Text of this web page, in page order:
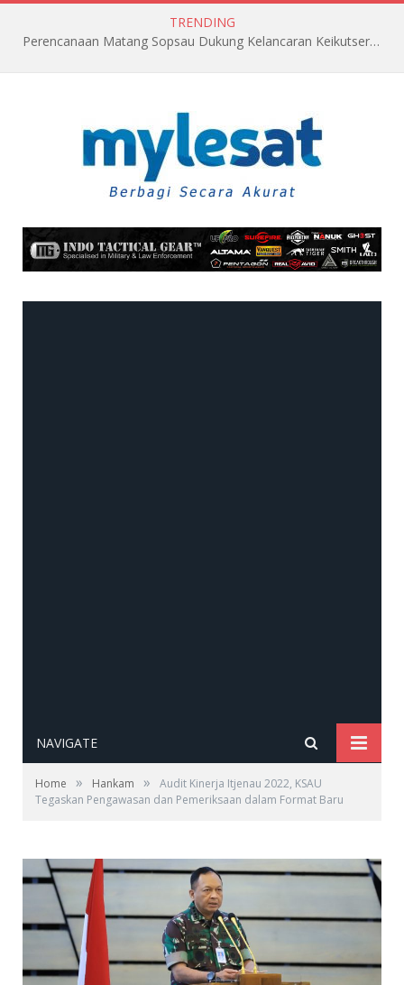
TRENDING
Perencanaan Matang Sopsau Dukung Kelancaran Keikutsertaan TNI AU di Pitch Black 2026
NAVIGATE
Home » Hankam »
Audit Kinerja Itjenau 2022, KSAU
Tegaskan Pengawasan dan Pemeriksaan dalam Format Baru